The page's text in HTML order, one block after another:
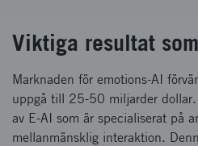
Viktiga resultat
Marknaden för emotions-AI
uppgå till 25-50 miljarder
av E-AI som är specialiserat på
mellanmänsklig interaktion.